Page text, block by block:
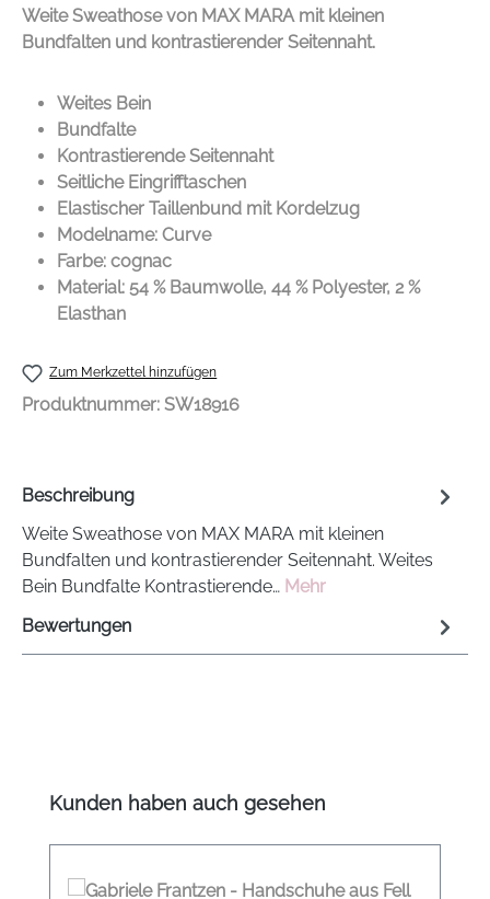
Weite Sweathose von MAX MARAmit kleinen
Bundfalten und kontrastierender Seitennaht.
Weites Bein
Bundfalte
Kontrastierende Seitennaht
Seitliche Eingrifftaschen
Elastischer Taillenbund mit Kordelzug
Modelname: Curve
Farbe: cognac
Material: 54 % Baumwolle, 44 % Polyester, 2 %
Elasthan
Zum Merkzettel hinzufügen
Produktnummer: SW18916
Beschreibung
Weite Sweathose von MAX MARA mit kleinen
Bundfalten und kontrastierender Seitennaht. Weites
Bein Bundfalte Kontrastierende… Mehr
Bewertungen
Produktgalerie überspringen
Kunden haben auch gesehen